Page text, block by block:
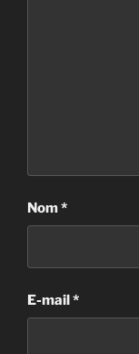
Nom*
E-mail*